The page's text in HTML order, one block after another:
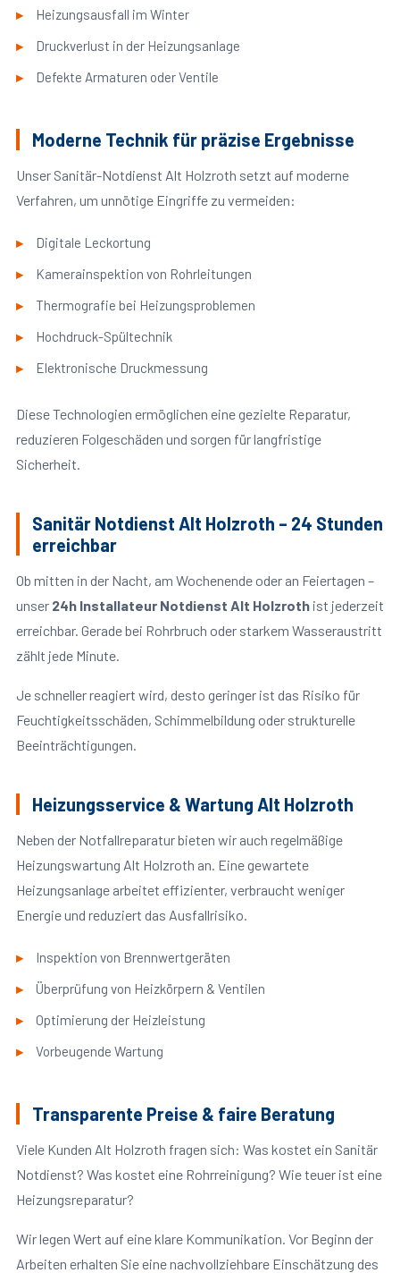
Heizungsausfall im Winter
Druckverlust in der Heizungsanlage
Defekte Armaturen oder Ventile
Moderne Technik für präzise Ergebnisse
Unser Sanitär-Notdienst Alt Holzroth setzt auf moderne
Verfahren, um unnötige Eingriffe zu vermeiden:
Digitale Leckortung
Kamerainspektion von Rohrleitungen
Thermografie bei Heizungsproblemen
Hochdruck-Spültechnik
Elektronische Druckmessung
Diese Technologien ermöglichen eine gezielte Reparatur,
reduzieren Folgeschäden und sorgen für langfristige
Sicherheit.
Sanitär Notdienst Alt Holzroth – 24 Stunden
erreichbar
Ob mitten in der Nacht, am Wochenende oder an Feiertagen –
unser 24h Installateur Notdienst Alt Holzrothist jederzeit
erreichbar. Gerade bei Rohrbruch oder starkem Wasseraustritt
zählt jede Minute.
Je schneller reagiert wird, desto geringer ist das Risiko für
Feuchtigkeitsschäden, Schimmelbildung oder strukturelle
Beeinträchtigungen.
Heizungsservice & Wartung Alt Holzroth
Neben der Notfallreparatur bieten wir auch regelmäßige
Heizungswartung Alt Holzroth an. Eine gewartete
Heizungsanlage arbeitet effizienter, verbraucht weniger
Energie und reduziert das Ausfallrisiko.
Inspektion von Brennwertgeräten
Überprüfung von Heizkörpern & Ventilen
Optimierung der Heizleistung
Vorbeugende Wartung
Transparente Preise & faire Beratung
Viele Kunden Alt Holzroth fragen sich: Was kostet ein Sanitär
Notdienst? Was kostet eine Rohrreinigung? Wie teuer ist eine
Heizungsreparatur?
Wir legen Wert auf eine klare Kommunikation. Vor Beginn der
Arbeiten erhalten Sie eine nachvollziehbare Einschätzung des